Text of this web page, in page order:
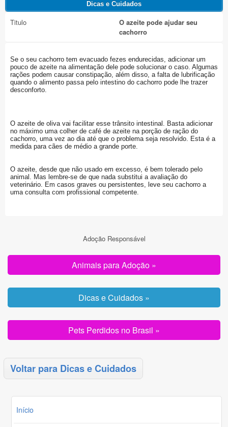
Titulo
O azeite pode ajudar seu
cachorro
Se o seu cachorro tem evacuado fezes endurecidas, adicionar um
pouco de azeite na alimentação dele pode solucionar o caso. Algumas
rações podem causar constipação, além disso, a falta de lubrificação
quando o alimento passa pelo intestino do cachorro pode lhe trazer
desconforto.
O azeite de oliva vai facilitar esse trânsito intestinal. Basta adicionar
no máximo uma colher de café de azeite na porção de ração do
cachorro, uma vez ao dia até que o problema seja resolvido. Esta é a
medida para cães de médio a grande porte.
O azeite, desde que não usado em excesso, é bem tolerado pelo
animal. Mas lembre-se de que nada substitui a avaliação do
veterinário. Em casos graves ou persistentes, leve seu cachorro a
uma consulta com profissional competente.
Adoção Responsável
Animais para Adoção »
Dicas e Cuidados »
Pets Perdidos no Brasil »
Voltar para Dicas e Cuidados
Início